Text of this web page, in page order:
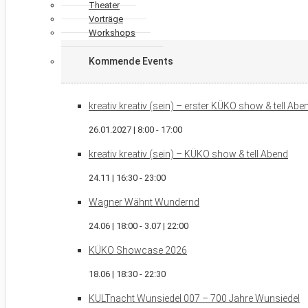
Theater
Vorträge
Workshops
Kommende Events
kreativ kreativ (sein) – erster KÜKO show & tell
26.01.2027 | 8:00 - 17:00
kreativ kreativ (sein) – KÜKO show & tell Abend
24.11 | 16:30 - 23:00
Wagner Wähnt Wundernd
24.06 | 18:00 - 3.07 | 22:00
KÜKO Showcase 2026
18.06 | 18:30 - 22:30
KULTnacht Wunsiedel 007 – 700 Jahre Wunsiedel